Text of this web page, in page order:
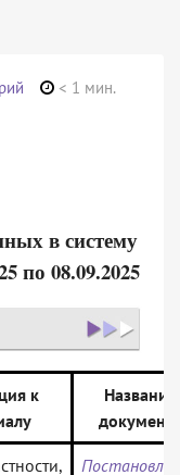
< 1 мин.
в систему
по 08.09.2025
к
Название